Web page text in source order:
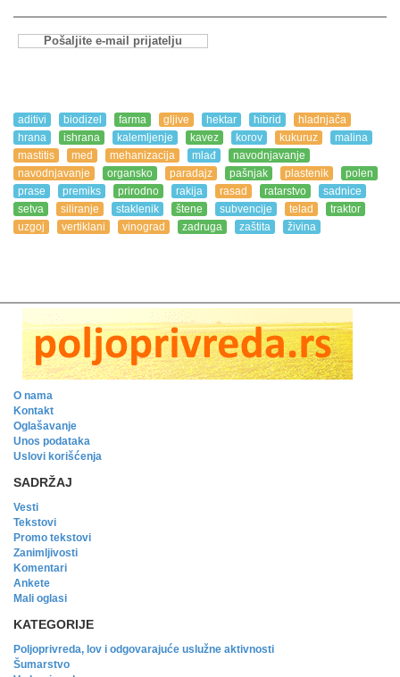
Pošaljite e-mail prijatelju
aditivi biodizel farma gljive hektar hibrid
hladnjača
hrana
ishrana kalemljenje kavez korov kukuruz
malina
mastitis
med mehanizacija mlađ
navodnjavanje
navodnjavanje
organsko paradajz pašnjak plastenik
polen
prase
premiks prirodno rakija rasad ratarstvo
sadnice
setva
siliranje staklenik štene subvencije telad
traktor
uzgoj
vertiklani vinograd zadruga zaštita živina
O nama
Kontakt
Oglašavanje
Unos podataka
Uslovi korišćenja
SADRŽAJ
Vesti
Tekstovi
Promo tekstovi
Zanimljivosti
Komentari
Ankete
Mali oglasi
KATEGORIJE
Poljoprivreda, lov i odgovarajuće uslužne aktivnosti
Šumarstvo